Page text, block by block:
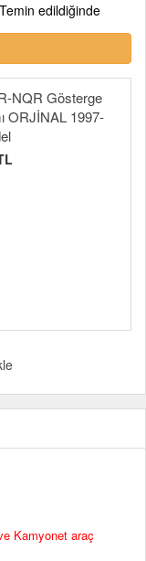
edildiğinde
NQR Gösterge
ORJİNAL 1997-
Kamyonet araç